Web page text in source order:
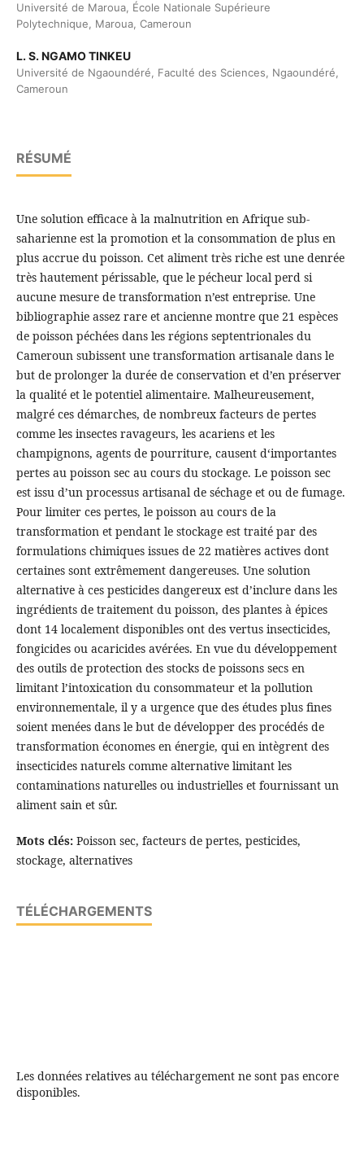
Université de Maroua, École Nationale Supérieure
Polytechnique, Maroua, Cameroun
L. S. NGAMO TINKEU
Université de Ngaoundéré, Faculté des Sciences, Ngaoundéré,
Cameroun
RÉSUMÉ
Une solution efficace à la malnutrition en Afrique sub-
saharienne est la promotion et la consommation de plus en
plus accrue du poisson. Cet aliment très riche est une denrée
très hautement périssable, que le pécheur local perd si
aucune mesure de transformation n’est entreprise. Une
bibliographie assez rare et ancienne montre que 21 espèces
de poisson péchées dans les régions septentrionales du
Cameroun subissent une transformation artisanale dans le
but de prolonger la durée de conservation et d’en préserver
la qualité et le potentiel alimentaire. Malheureusement,
malgré ces démarches, de nombreux facteurs de pertes
comme les insectes ravageurs, les acariens et les
champignons, agents de pourriture, causent d‘importantes
pertes au poisson sec au cours du stockage. Le poisson sec
est issu d’un processus artisanal de séchage et ou de fumage.
Pour limiter ces pertes, le poisson au cours de la
transformation et pendant le stockage est traité par des
formulations chimiques issues de 22 matières actives dont
certaines sont extrêmement dangereuses. Une solution
alternative à ces pesticides dangereux est d’inclure dans les
ingrédients de traitement du poisson, des plantes à épices
dont 14 localement disponibles ont des vertus insecticides,
fongicides ou acaricides avérées. En vue du développement
des outils de protection des stocks de poissons secs en
limitant l’intoxication du consommateur et la pollution
environnementale, il y a urgence que des études plus fines
soient menées dans le but de développer des procédés de
transformation économes en énergie, qui en intègrent des
insecticides naturels comme alternative limitant les
contaminations naturelles ou industrielles et fournissant un
aliment sain et sûr.
Mots clés: Poisson sec, facteurs de pertes, pesticides,
stockage, alternatives
TÉLÉCHARGEMENTS
Les données relatives au téléchargement ne sont pas encore
disponibles.